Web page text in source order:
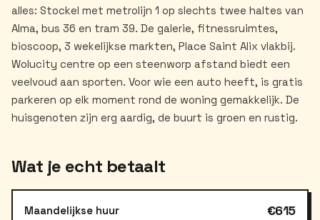
alles: Stockel met metrolijn 1 op slechts twee haltes van
Alma, bus 36 en tram 39. De galerie, fitnessruimtes,
bioscoop, 3 wekelijkse markten, Place Saint Alix vlakbij.
Wolucity centre op een steenworp afstand biedt een
veelvoud aan sporten. Voor wie een auto heeft, is gratis
parkeren op elk moment rond de woning gemakkelijk. De
Wat je echt betaalt
Maandelijkse huur €615